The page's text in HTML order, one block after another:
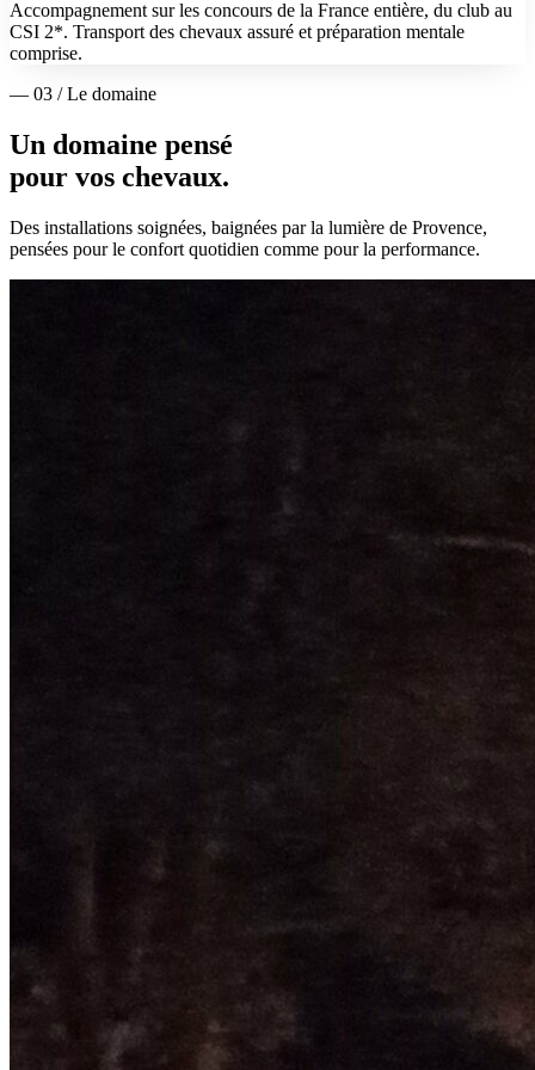
Accompagnement sur les concours de la France entière, du club au
CSI 2*. Transport des chevaux assuré et préparation mentale
comprise.
— 03 / Le domaine
Un domaine pensé
pour vos chevaux.
Des installations soignées, baignées par la lumière de Provence,
pensées pour le confort quotidien comme pour la performance.